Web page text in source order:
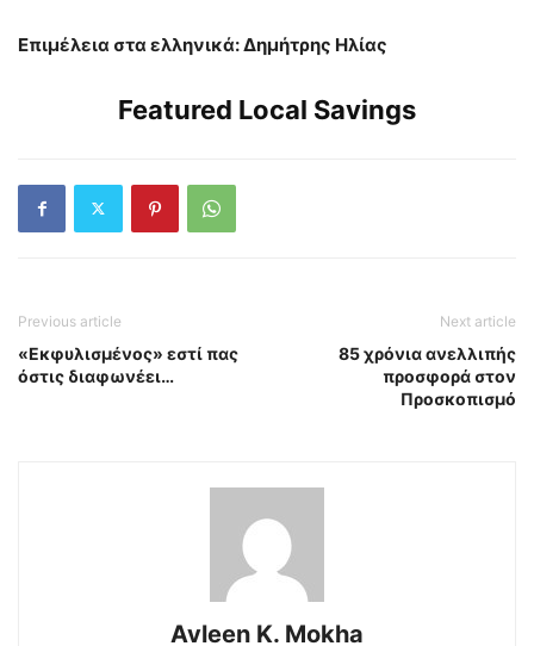
Επιμέλεια στα ελληνικά: Δημήτρης Ηλίας
Featured Local Savings
Previous article
«Εκφυλισμένος» εστί πας
όστις διαφωνέει…
Next article
85 χρόνια ανελλιπής
προσφορά στον
Προσκοπισμό
Avleen K. Mokha